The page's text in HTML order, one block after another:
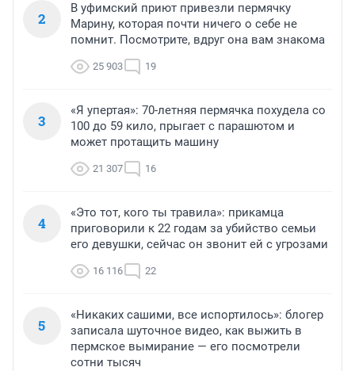
2
В уфимский приют привезли пермячку
Марину, которая почти ничего о себе не
помнит. Посмотрите, вдруг она вам знакома
25 903 19
3
«Я упертая»: 70-летняя пермячка похудела со
100 до 59 кило, прыгает с парашютом и
может протащить машину
21 307 16
4
«Это тот, кого ты травила»: прикамца
приговорили к 22 годам за убийство семьи
его девушки, сейчас он звонит ей с угрозами
16 116 22
5
«Никаких сашими, все испортилось»: блогер
записала шуточное видео, как выжить в
пермское вымирание — его посмотрели
сотни тысяч